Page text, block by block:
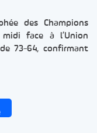
des Champions
face à l’Union
73-64, confirmant